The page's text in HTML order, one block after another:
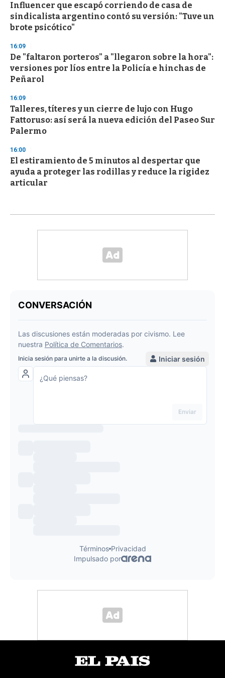
Influencer que escapó corriendo de casa de
sindicalista argentino contó su versión: "Tuve un
brote psicótico"
16:09
De "faltaron porteros" a "llegaron sobre la hora":
versiones por líos entre la Policía e hinchas de
Peñarol
16:09
Talleres, títeres y un cierre de lujo con Hugo
Fattoruso: así será la nueva edición del Paseo Sur
Palermo
16:00
El estiramiento de 5 minutos al despertar que
ayuda a proteger las rodillas y reduce la rigidez
articular